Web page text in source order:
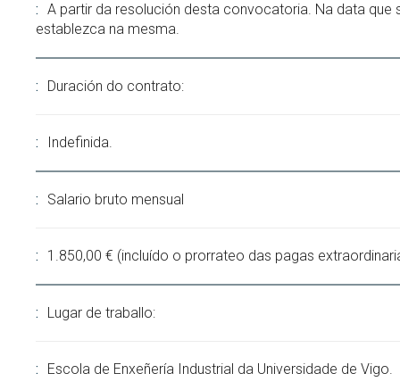
A partir da resolución desta convocatoria. Na data que
establezca na mesma.
Duración do contrato:
Indefinida.
Salario bruto mensual
1.850,00 € (incluído o prorrateo das pagas
Lugar de traballo:
Escola de Enxeñería Industrial da Universidade de Vigo.